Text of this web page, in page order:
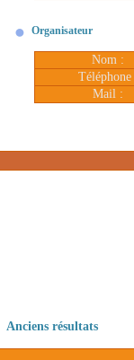
Organisateur
Nom :
Téléphone
Mail :
Anciens résultats